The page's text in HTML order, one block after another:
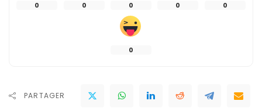
0 0 0 0 0
0
PARTAGER